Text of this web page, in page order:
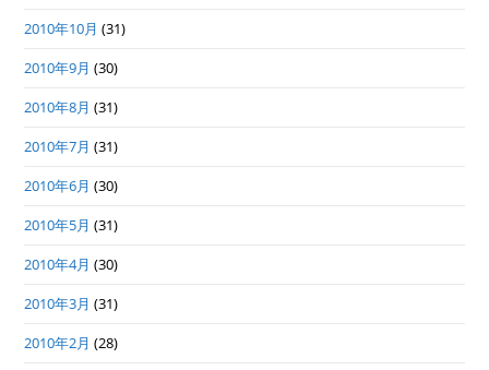
2010年10月 (31)
2010年9月 (30)
2010年8月 (31)
2010年7月 (31)
2010年6月 (30)
2010年5月 (31)
2010年4月 (30)
2010年3月 (31)
2010年2月 (28)